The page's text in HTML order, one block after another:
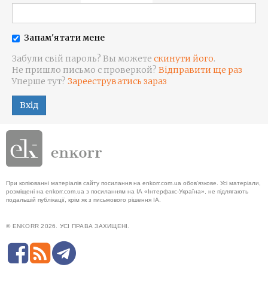
Запам'ятати мене
Забули свій пароль? Вы можете скинути його.
Не пришло письмо с проверкой? Відправити ще раз
Уперше тут? Зарееструватись зараз
Вхід
При копіюванні матеріалів сайту посилання на enkorr.com.ua обов'язкове. Усі матеріали,
розміщені на enkorr.com.ua з посиланням на ІА «Інтерфакс-Україна», не підлягають
подальшій публікації, крім як з письмового рішення ІА.
© ENKORR 2026. УСІ ПРАВА ЗАХИЩЕНІ.